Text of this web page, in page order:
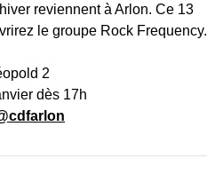
reviennent à Arlon. Ce 13
le groupe Rock Frequency.
2
dès 17h